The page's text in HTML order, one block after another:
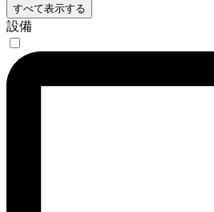
すべて表示する
設備